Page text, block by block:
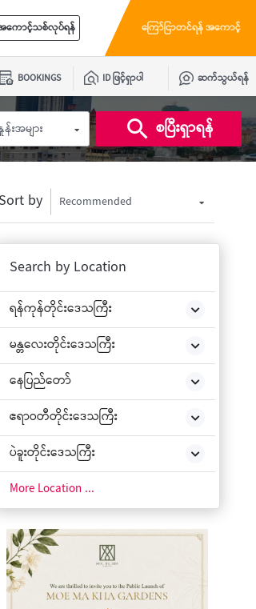
ကောင့်သစ်လုပ်ရန် ကြော်ငြာတင်ရန် အကောင့်
BOOKINGS ID ဖြင့်ရှာပါ ဆက်သွယ်ရန်
းအများ စပြီးရှာရန်
Sort by Recommended
Search by Location
ရန်ကုန်တိုင်းဒေသကြီး
မန္တလေးတိုင်းဒေသကြီး
နေပြည်တော်
ဧရာဝတီတိုင်းဒေသကြီး
ပဲခူးတိုင်းဒေသကြီး
ချင်းပြည်နယ်
ကချင်ပြည်နယ်
ကယားပြည်နယ်
ကရင်ပြည်နယ်
More Location ...